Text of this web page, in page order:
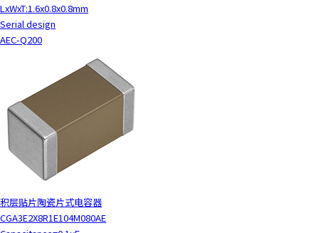
LxWxT:1.6x0.8x0.8mm
Serial design
AEC-Q200
积层贴片陶瓷片式电容器
CGA3E2X8R1E104M080AE